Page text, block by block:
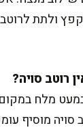
ולתת
מלח
סויה מוסיף